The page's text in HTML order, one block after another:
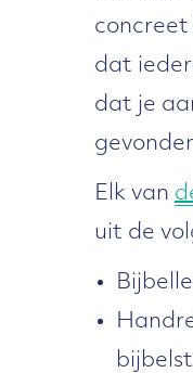
dat
dat je
Elk van
uit de